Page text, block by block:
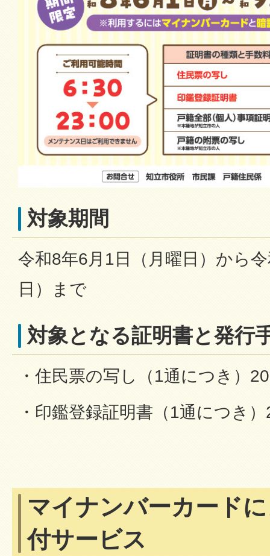
対象期間
令和8年6月1日（月曜日）から
日）まで
対象となる証明書と発行
・住民票の写し（1通につき
・印鑑登録証明書（1通につ
マイナンバーカード
付サービス